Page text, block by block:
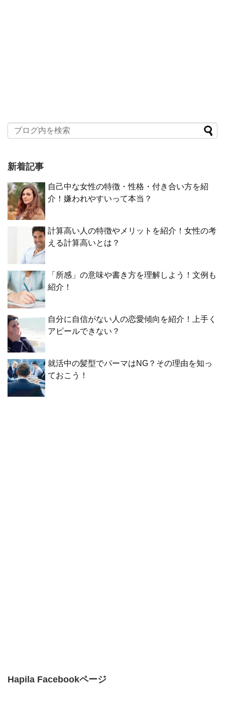
新着記事
自己中な女性の特徴・性格・付き合い方を紹
介！嫌われやすいって本当？
計算高い人の特徴やメリットを紹介！女性の考
える計算高いとは？
「所感」の意味や書き方を理解しよう！文例も
紹介！
自分に自信がない人の恋愛傾向を紹介！上手く
アピールできない？
就活中の髪型でパーマはNG？その理由を知っ
ておこう！
Hapila Facebookページ